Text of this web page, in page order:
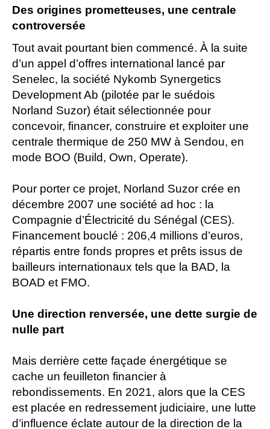
Des origines prometteuses, une centrale
controversée
Tout avait pourtant bien commencé. À la suite
d’un appel d’offres international lancé par
Senelec, la société Nykomb Synergetics
Development Ab (pilotée par le suédois
Norland Suzor) était sélectionnée pour
concevoir, financer, construire et exploiter une
centrale thermique de 250 MW à Sendou, en
mode BOO (Build, Own, Operate).
Pour porter ce projet, Norland Suzor crée en
décembre 2007 une société ad hoc : la
Compagnie d’Électricité du Sénégal (CES).
Financement bouclé : 206,4 millions d’euros,
répartis entre fonds propres et prêts issus de
bailleurs internationaux tels que la BAD, la
BOAD et FMO.
Une direction renversée, une dette surgie de
nulle part
Mais derrière cette façade énergétique se
cache un feuilleton financier à
rebondissements. En 2021, alors que la CES
est placée en redressement judiciaire, une lutte
d’influence éclate autour de la direction de la